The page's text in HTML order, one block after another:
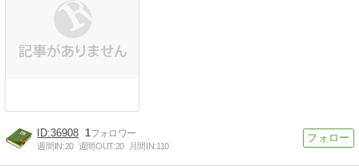
36908 1
週間IN:20 週間OUT:20 月間IN:110